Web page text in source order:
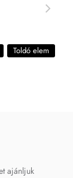
Toldó elem
ajánljuk